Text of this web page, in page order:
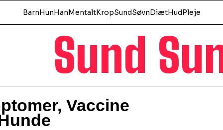
Sund
BarnHunHanMentaltKropSundSøvnDiætHudPleje
Vaccine